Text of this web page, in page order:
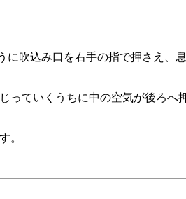
吹込み口を右手の指で押さえ、
っていくうちに中の空気が後ろ
。